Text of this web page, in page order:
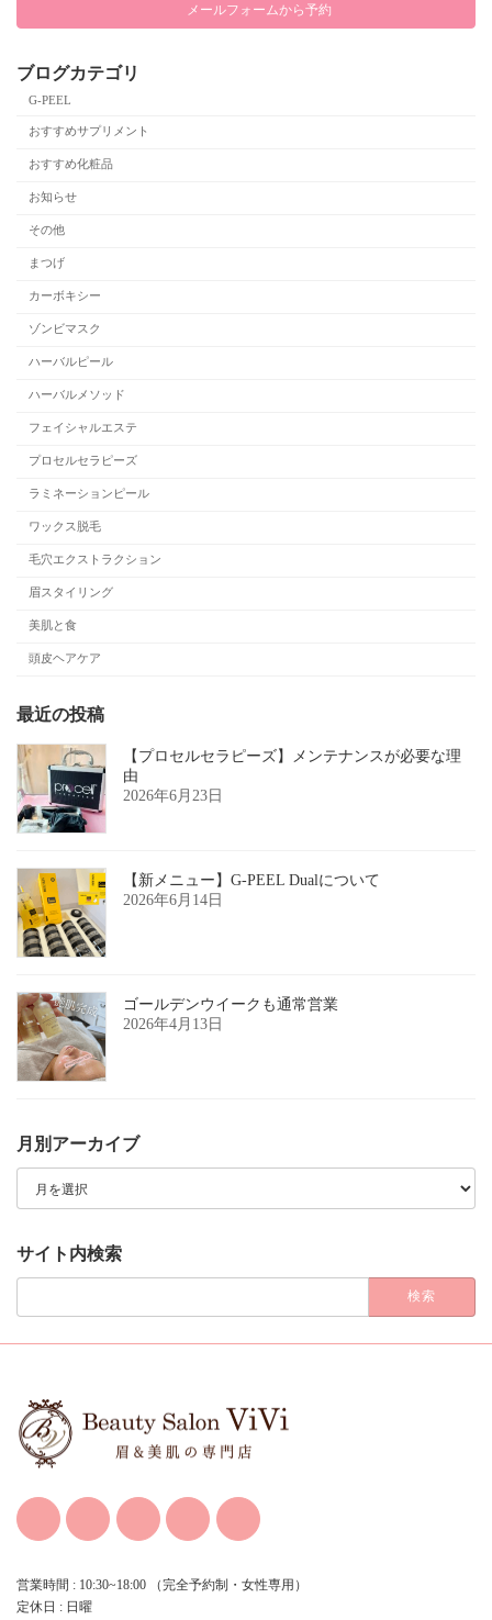
メールフォームから予約
ブログカテゴリ
G-PEEL
おすすめサプリメント
おすすめ化粧品
お知らせ
その他
まつげ
カーボキシー
ゾンビマスク
ハーバルピール
ハーバルメソッド
フェイシャルエステ
プロセルセラピーズ
ラミネーションピール
ワックス脱毛
毛穴エクストラクション
眉スタイリング
美肌と食
頭皮ヘアケア
最近の投稿
【プロセルセラピーズ】メンテナンスが必要な理
由
2026年6月23日
【新メニュー】G-PEEL Dualについて
2026年6月14日
ゴールデンウイークも通常営業
2026年4月13日
月別アーカイブ
月
イ
ブ
サイト内検索
営業時間 : 10:30~18:00 （完全予約制・女性専用）
定休日 : 日曜